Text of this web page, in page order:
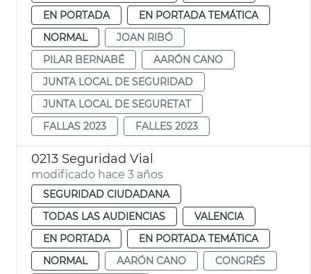
EN PORTADA
EN PORTADA TEMÁTICA
NORMAL
JOAN RIBÓ
PILAR BERNABÉ
AARÓN CANO
JUNTA LOCAL DE SEGURIDAD
JUNTA LOCAL DE SEGURETAT
FALLAS 2023
FALLES 2023
0213 Seguridad Vial
modificado hace 3 años
SEGURIDAD CIUDADANA
TODAS LAS AUDIENCIAS
VALENCIA
EN PORTADA
EN PORTADA TEMÁTICA
NORMAL
AARÓN CANO
CONGRÉS